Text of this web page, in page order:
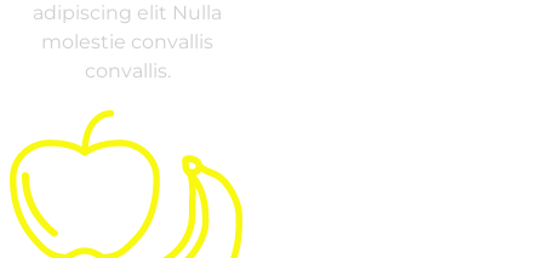
adipiscing elit Nulla
molestie convallis
convallis.